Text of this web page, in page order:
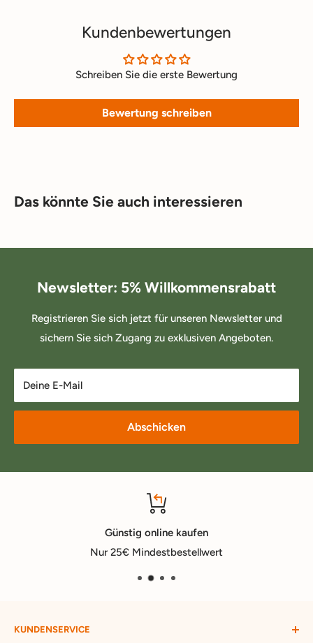
Kundenbewertungen
Schreiben Sie die erste Bewertung
Bewertung schreiben
Das könnte Sie auch interessieren
Newsletter: 5% Willkommensrabatt
Registrieren Sie sich jetzt für unseren Newsletter und
sichern Sie sich Zugang zu exklusiven Angeboten.
Deine E-Mail
Abschicken
Günstig online kaufen
Nur 25€ Mindestbestellwert
KUNDENSERVICE